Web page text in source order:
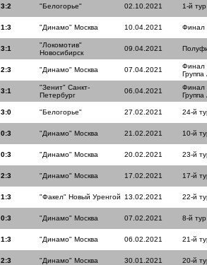
3:2 "Белогорье" 02.10.2021 1-й тур
1:3 "Динамо" Москва 10.04.2021 Финал
3:1
"Локомотив"
Новосибирск
09.04.2021
2:3 "Динамо" Москва 07.04.2021
Финал
Группа
3:1
"Зенит" Санкт-
Петербург
06.04.2021
Финал
Группа
3:0 "Белогорье" 27.02.2021 24-й
0:3 "Динамо" Москва 21.02.2021 10-й
0:3 "Динамо" Москва 20.02.2021 23-й
2:3 "Динамо" Москва 17.02.2021 17-й
1:3 "Факел" Новый Уренгой 13.02.2021 22-й
0:3 "Динамо" Москва 07.02.2021 8-й тур
1:3 "Динамо" Москва 06.02.2021 21-й
2:3 "Динамо" Москва 30.01.2021 20-й